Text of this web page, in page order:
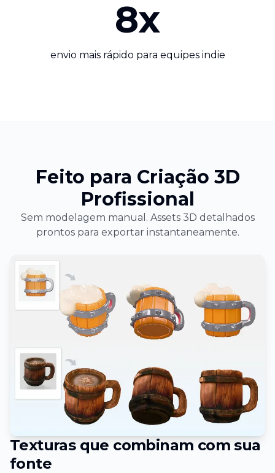
8x
envio mais rápido para equipes indie
Feito para Criação 3D
Profissional
Sem modelagem manual. Assets 3D detalhados
prontos para exportar instantaneamente.
Texturas que combinam com sua
fonte